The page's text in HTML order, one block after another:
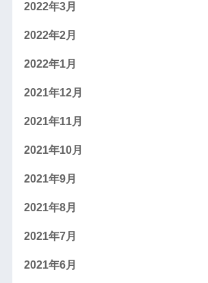
2022年3月
2022年2月
2022年1月
2021年12月
2021年11月
2021年10月
2021年9月
2021年8月
2021年7月
2021年6月